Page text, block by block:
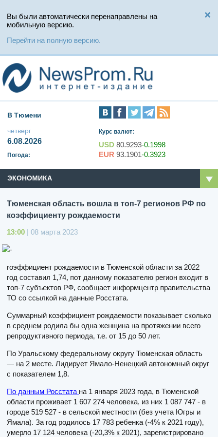
Вы были автоматически перенаправлены на
мобильную версию.
Перейти на полную версию.
В Тюмени
четверг
6.08.2026
Погода:
Курс валют:
USD 80.9293-0.1998
EUR 93.1901-0.3923
ЭКОНОМИКА
Тюменская область вошла в топ-7 регионов РФ по
коэффициенту рождаемости
13:00 | 08 марта 2023
rоэффициент рождаемости в Тюменской области за 2022
год составил 1,74, пот данному показателю регион входит в
топ-7 субъектов РФ, сообщает информцентр правительства
ТО со ссылкой на данные Росстата.
Суммарный коэффициент рождаемости показывает сколько
в среднем родила бы одна женщина на протяжении всего
репродуктивного периода, т.е. от 15 до 50 лет.
По Уральскому федеральному округу Тюменская область
— на 2 месте. Лидирует Ямало-Ненецкий автономный округ
с показателем 1,8.
По данным Росстата на 1 января 2023 года, в Тюменской
области проживает 1 607 274 человека, из них 1 087 747 - в
городе 519 527 - в сельской местности (без учета Югры и
Ямала). За год родилось 17 783 ребенка (-4% к 2021 году),
умерло 17 124 человека (-20,3% к 2021), зарегистрировано